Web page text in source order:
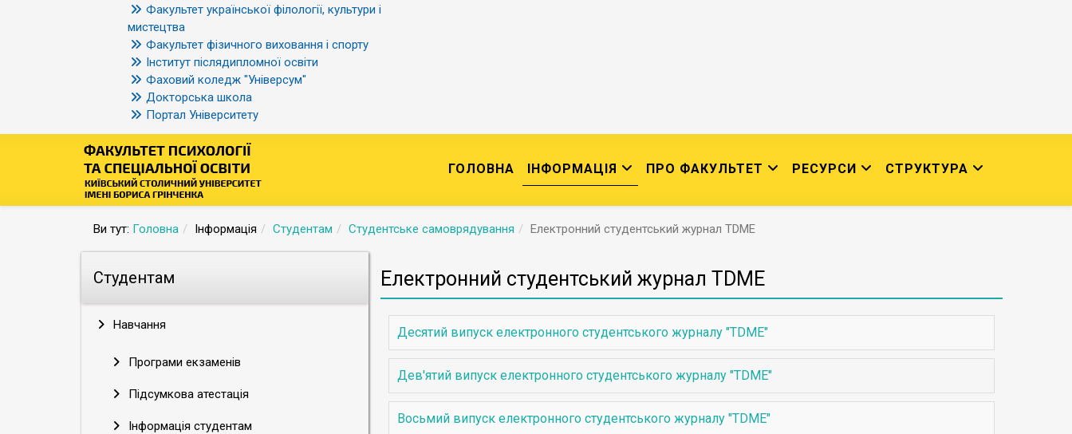
Факультет української філології, культури і
мистецтва
Факультет фізичного виховання і спорту
Інститут післядипломної освіти
Фаховий коледж "Універсум"
Докторська школа
Портал Університету
ГОЛОВНА ІНФОРМАЦІЯ ПРО ФАКУЛЬТЕТ РЕСУРСИ СТРУКТУРА
Ви тут: Головна Інформація Студентам Студентське самоврядування Електронний студентський журнал TDME
Студентам
Навчання
Програми екзаменів
Підсумкова атестація
Інформація студентам
Електронний студентський журнал TDME
Десятий випуск електронного студентського журналу "TDME"
Дев'ятий випуск електронного студентського журналу "TDME"
Восьмий випуск електронного студентського журналу "TDME"